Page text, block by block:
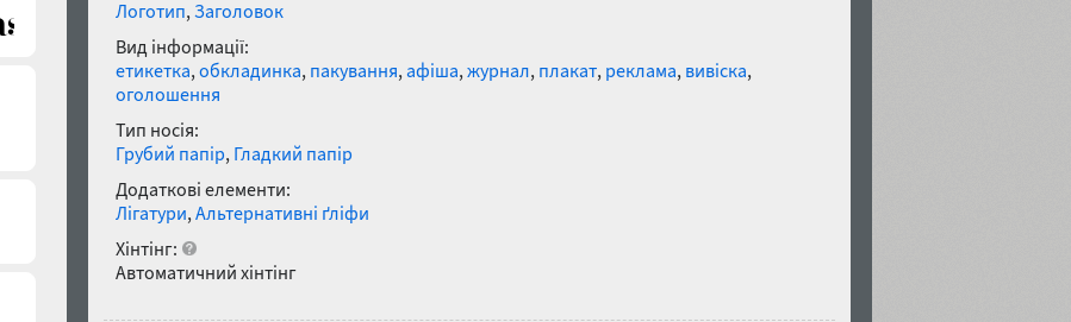
Логотип,Заголовок
Вид інформації:
етикетка,обкладинка, пакування,афіша,журнал, плакат, реклама, вивіска,
оголошення
Тип носія:
Грубий папір, Гладкий папір
Додаткові елементи:
Лігатури,Альтернативні ґліфи
Хінтінг:
Автоматичний хінтінг